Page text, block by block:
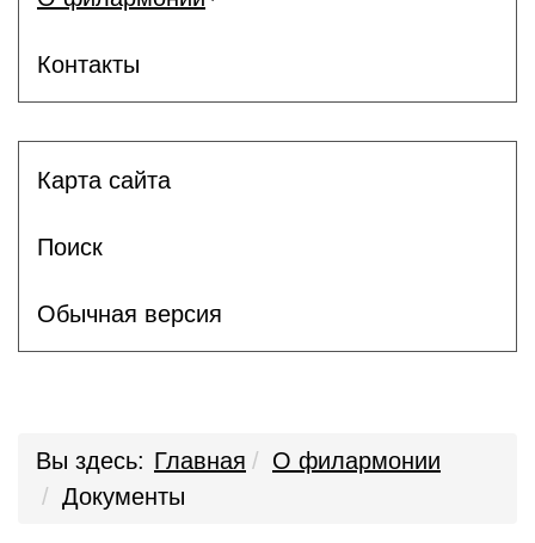
Контакты
Карта сайта
Поиск
Обычная версия
Вы здесь: Главная
О филармонии
Документы